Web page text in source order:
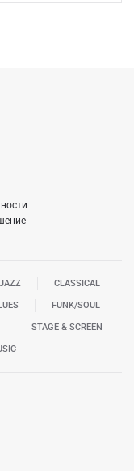
JAZZ CLASSICAL
FUNK/SOUL
STAGE & SCREEN